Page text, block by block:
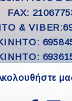
FAX:
&